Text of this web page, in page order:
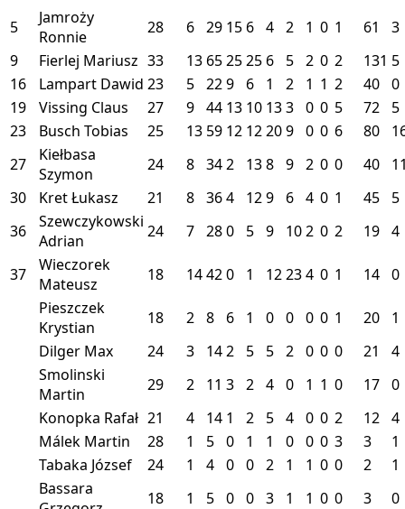
5
Jamroży
Ronnie
28 6 29 15 6 4 2 1 0 1 61
3
9
Fierlej Mariusz 33 13 652525 6 5 2 0 2 131 5
16
Lampart Dawid 23 5 229 6 1 2 1 1 2 40 0
19
Vissing Claus 27 9 44 13 10 133 0 0 5 72
5
23
Busch Tobias 25 13 59 12 12209 0 0 6 80
27
Kiełbasa
Szymon
24 8 342 138 9 2 0 0 40
30
Kret Łukasz 21 8 364 129 6 4 0 1 45
5
36
Szewczykowski
Adrian
24 7 280 5 9 102 0 2 19 4
37
Wieczorek
Mateusz
18 14420 1 12234 0 1 14 0
Pieszczek
Krystian
18 2 8 6 1 0 0 0 0 1 20
1
Dilger Max
24 3 142 5 5 2 0 0 0 21
4
Smolinski
Martin
29 2 11 3 2 4 0 1 1 0 17 0
Konopka Rafał 21 4 14 1 2 5 4 0 0 2 12 4
Málek Martin
28 1 5 0 1 1 0 0 0 3 3
1
Tabaka József
24 1 4 0 0 2 1 1 0 0 2
1
Bassara
18 1 5 0 0 3 1 1 0 0 3 0